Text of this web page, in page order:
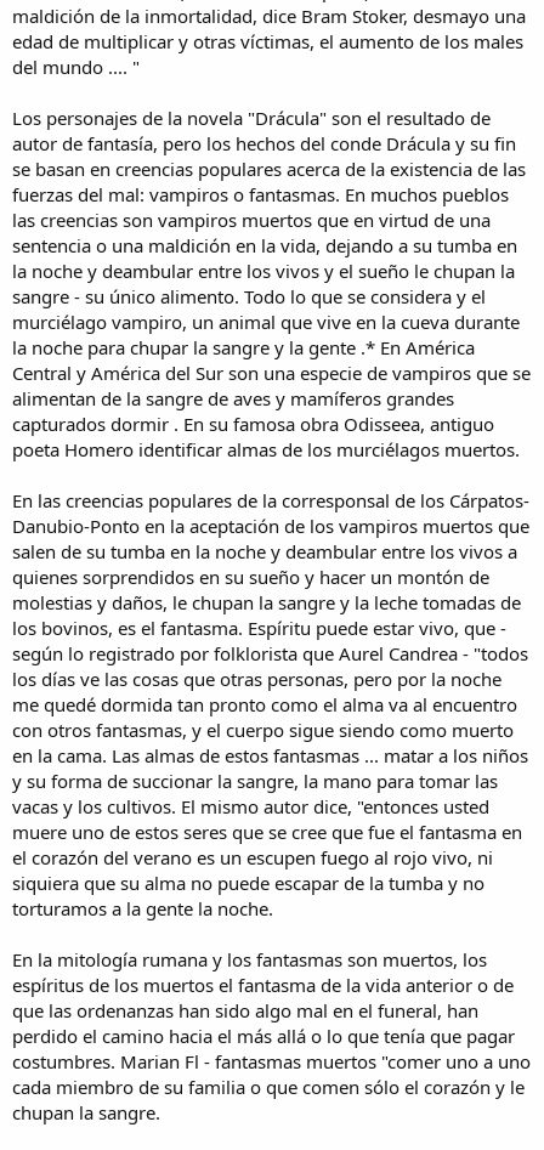
maldición de la inmortalidad, dice Bram Stoker, desmayo una
edad de multiplicar y otras víctimas, el aumento de los males
del mundo .... "
Los personajes de la novela "Drácula" son el resultado de
autor de fantasía, pero los hechos del conde Drácula y su fin
se basan en creencias populares acerca de la existencia de las
fuerzas del mal: vampiros o fantasmas. En muchos pueblos
las creencias son vampiros muertos que en virtud de una
sentencia o una maldición en la vida, dejando a su tumba en
la noche y deambular entre los vivos y el sueño le chupan la
sangre - su único alimento. Todo lo que se considera y el
murciélago vampiro, un animal que vive en la cueva durante
la noche para chupar la sangre y la gente .* En América
Central y América del Sur son una especie de vampiros que se
alimentan de la sangre de aves y mamíferos grandes
capturados dormir . En su famosa obra Odisseea, antiguo
poeta Homero identificar almas de los murciélagos muertos.
En las creencias populares de la corresponsal de los Cárpatos-
Danubio-Ponto en la aceptación de los vampiros muertos que
salen de su tumba en la noche y deambular entre los vivos a
quienes sorprendidos en su sueño y hacer un montón de
molestias y daños, le chupan la sangre y la leche tomadas de
los bovinos, es el fantasma. Espíritu puede estar vivo, que -
según lo registrado por folklorista que Aurel Candrea - "todos
los días ve las cosas que otras personas, pero por la noche
me quedé dormida tan pronto como el alma va al encuentro
con otros fantasmas, y el cuerpo sigue siendo como muerto
en la cama. Las almas de estos fantasmas ... matar a los niños
y su forma de succionar la sangre, la mano para tomar las
vacas y los cultivos. El mismo autor dice, "entonces usted
muere uno de estos seres que se cree que fue el fantasma en
el corazón del verano es un escupen fuego al rojo vivo, ni
siquiera que su alma no puede escapar de la tumba y no
torturamos a la gente la noche.
En la mitología rumana y los fantasmas son muertos, los
espíritus de los muertos el fantasma de la vida anterior o de
que las ordenanzas han sido algo mal en el funeral, han
perdido el camino hacia el más allá o lo que tenía que pagar
costumbres. Marian Fl - fantasmas muertos "comer uno a uno
cada miembro de su familia o que comen sólo el corazón y le
chupan la sangre.